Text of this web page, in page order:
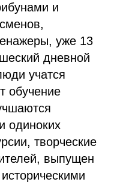
и
уже 13
дневной
учатся
обучение
одиноких
творческие
выпущен